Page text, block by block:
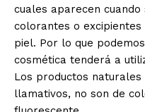
cuales aparecen
colorantes o
piel. Por lo que
cosmética tenderá a
Los productos
llamativos, no son de